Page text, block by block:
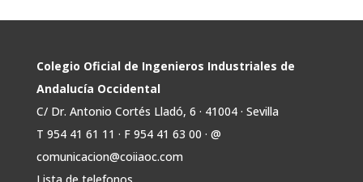
📢ℹ️ El Gobierno acelera la electrificación
2030 para infraestructuras que permitan la
conexión de vivienda, industria y transporte
electrificado.
Estas medidas se encuentran en la dirección
Colegio Oficial de Ingenieros Industriales de
Andalucía Occidental
C/ Dr. Antonio Cortés Lladó, 6 · 41004 · Sevilla
T 954 41 61 11 · F 954 41 63 00 · @
comunicacion@coiiaoc.com